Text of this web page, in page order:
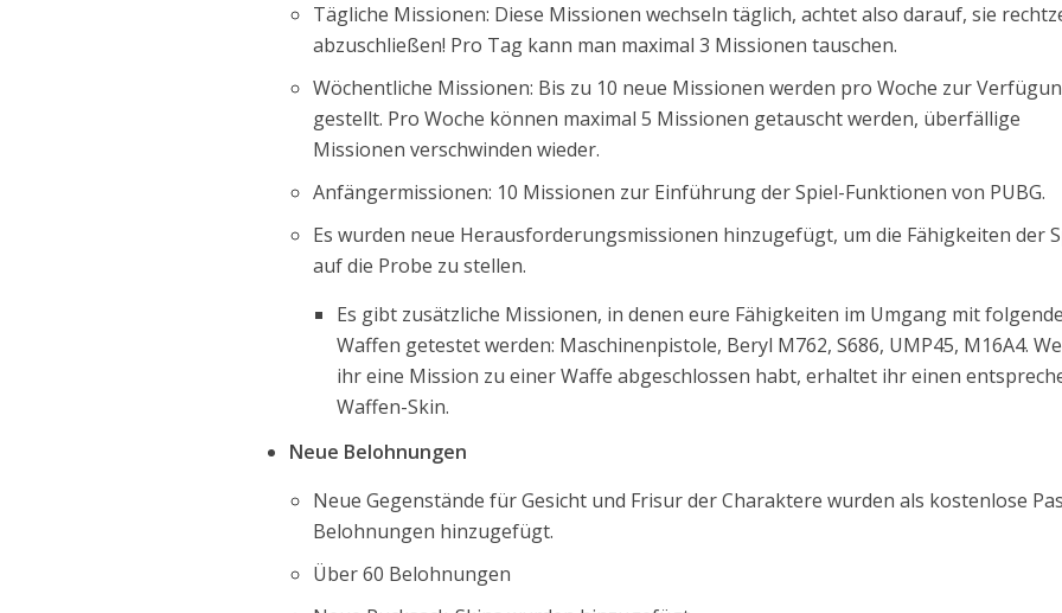
Tägliche Missionen: Diese Missionen wechseln täglich, achtet also darauf, sie
abzuschließen! Pro Tag kann man maximal 3 Missionen tauschen.
Wöchentliche Missionen: Bis zu 10 neue Missionen werden pro Woche zur
gestellt. Pro Woche können maximal 5 Missionen getauscht werden, überfällige
Missionen verschwinden wieder.
Anfängermissionen: 10 Missionen zur Einführung der Spiel-Funktionen von PUBG.
Es wurden neue Herausforderungsmissionen hinzugefügt, um die Fähigkeiten der
auf die Probe zu stellen.
Es gibt zusätzliche Missionen, in denen eure Fähigkeiten im Umgang mit
Waffen getestet werden: Maschinenpistole, Beryl M762, S686, UMP45, M16A4.
ihr eine Mission zu einer Waffe abgeschlossen habt, erhaltet ihr einen
Waffen-Skin.
Neue Belohnungen
Neue Gegenstände für Gesicht und Frisur der Charaktere wurden als kostenlose
Belohnungen hinzugefügt.
Über 60 Belohnungen